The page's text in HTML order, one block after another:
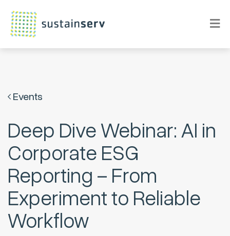
Events
Deep Dive Webinar: AI in
Corporate ESG
Reporting – From
Experiment to Reliable
Workflow